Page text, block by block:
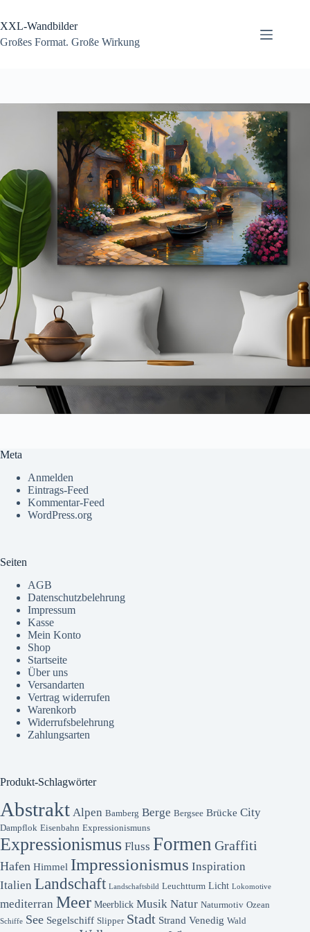
springen
XXL-Wandbilder
Großes Format. Große Wirkung
Meta
Anmelden
Eintrags-Feed
Kommentar-Feed
WordPress.org
Seiten
AGB
Datenschutzbelehrung
Impressum
Kasse
Mein Konto
Shop
Startseite
Über uns
Versandarten
Vertrag widerrufen
Warenkorb
Widerrufsbelehrung
Zahlungsarten
Produkt-Schlagwörter
Abstrakt Alpen Bamberg Berge Bergsee Brücke City
Dampflok Eisenbahn Expressionismuns
Expressionismus Fluss Formen Graffiti
Hafen Himmel Impressionismus Inspiration
Italien Landschaft Landschaftsbild Leuchtturm Licht Lokomotive
mediterran Meer Meerblick Musik Natur Naturmotiv Ozean
Schiffe See Segelschiff Slipper Stadt Strand Venedig Wald